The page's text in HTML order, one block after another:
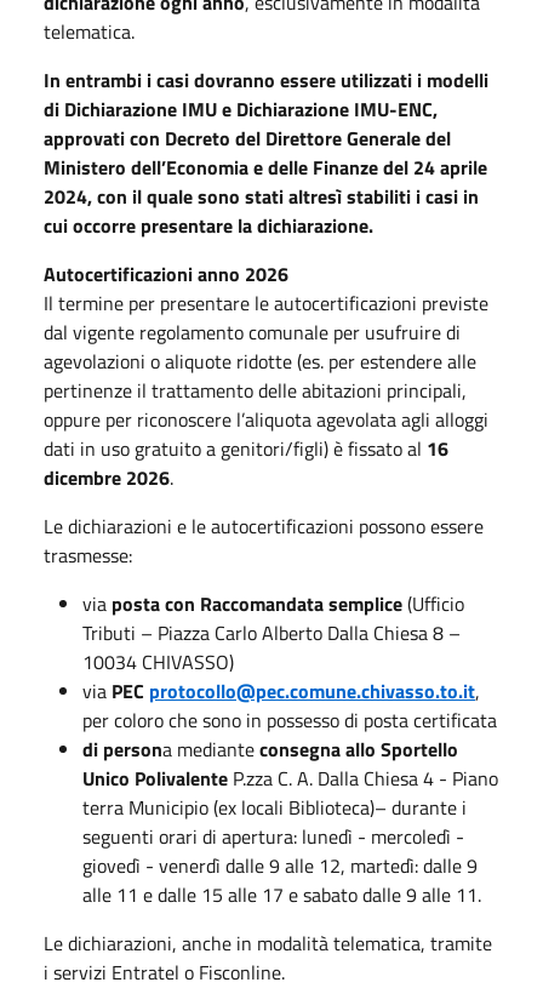
telematica.
In entrambi i casi dovranno essere utilizzati i modelli
di Dichiarazione IMU e Dichiarazione IMU-ENC,
approvati con Decreto del Direttore Generale del
Ministero dell’Economia e delle Finanze del 24 aprile
2024, con il quale sono stati altresì stabiliti i casi in
cui occorre presentare la dichiarazione.
Autocertificazioni anno 2026
Il termine per presentare le autocertificazioni previste
dal vigente regolamento comunale per usufruire di
agevolazioni o aliquote ridotte (es. per estendere alle
pertinenze il trattamento delle abitazioni principali,
oppure per riconoscere l’aliquota agevolata agli alloggi
dati in uso gratuito a genitori/figli) è fissato al 16
dicembre 2026.
Le dichiarazioni e le autocertificazioni possono essere
trasmesse:
via posta con Raccomandata semplice(Ufficio
Tributi – Piazza Carlo Alberto Dalla Chiesa 8 –
10034 CHIVASSO)
via PEC protocollo@pec.comune.chivasso.to.it,
per coloro che sono in possesso di posta certificata
di persona medianteconsegna allo Sportello
Unico Polivalente P.zza C. A. Dalla Chiesa 4 - Piano
terra Municipio (ex locali Biblioteca)– durante i
seguenti orari di apertura: lunedì - mercoledì -
giovedì - venerdì dalle 9 alle 12, martedì: dalle 9
alle 11 e dalle 15 alle 17 e sabato dalle 9 alle 11.
Le dichiarazioni, anche in modalità telematica, tramite
i servizi Entratel o Fisconline.